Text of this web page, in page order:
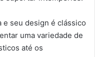
e seu design é clássico
uma variedade de
até os